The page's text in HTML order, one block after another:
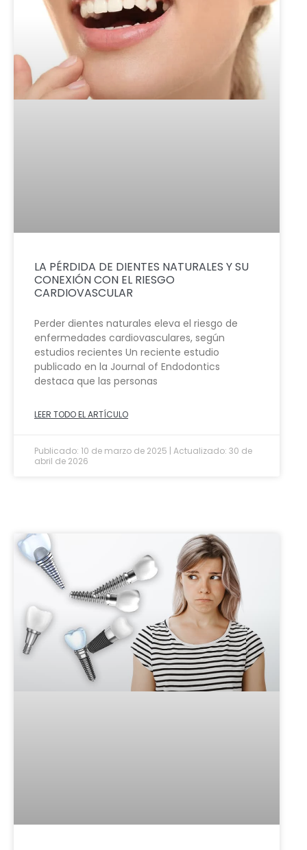
LA PÉRDIDA DE DIENTES NATURALES Y SU
CONEXIÓN CON EL RIESGO
CARDIOVASCULAR
Perder dientes naturales eleva el riesgo de
enfermedades cardiovasculares, según
estudios recientes Un reciente estudio
publicado en la Journal of Endodontics
destaca que las personas
LEER TODO EL ARTÍCULO
Publicado: 10 de marzo de 2025 | Actualizado: 30 de
abril de 2026